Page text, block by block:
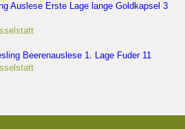
Auslese Erste Lage lange Goldkapsel 3
Beerenauslese 1. Lage Fuder 11